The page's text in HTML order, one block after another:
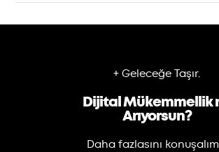
+ Geleceğe Taşır.
Dijital Mükemmellik
Arıyorsun?
Daha fazlasını